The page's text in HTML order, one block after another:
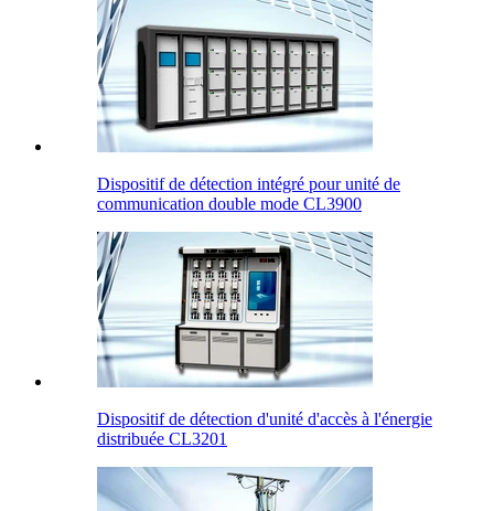
Dispositif de détection intégré pour unité de
communication double mode CL3900
Dispositif de détection d'unité d'accès à l'énergie
distribuée CL3201